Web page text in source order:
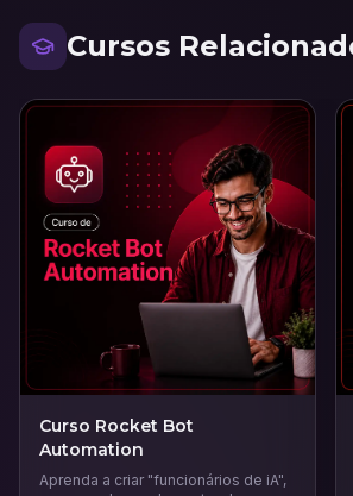
Cursos
Curso Rocket Bot
Automation
Aprenda a criar "funcionários de iA",